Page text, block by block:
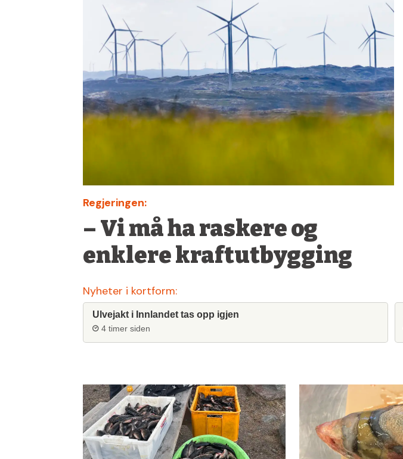
Regjeringen:
– Vi må ha raskere og
enklere kraftutbygging
Nyheter i kortform:
Ulvejakt i Innlandet tas opp igjen
4 timer siden